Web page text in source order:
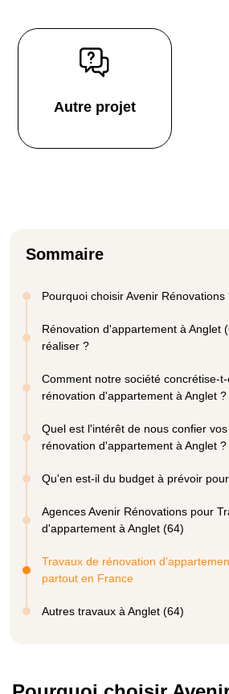
Autre projet
Sommaire
Pourquoi choisir Avenir Rénovations
Rénovation d'appartement à Anglet
réaliser ?
Comment notre société concrétise-
rénovation d'appartement à Anglet ?
Quel est l'intérêt de nous confier
rénovation d'appartement à Anglet ?
Qu'en est-il du budget à prévoir
Agences Avenir Rénovations pour
d'appartement à Anglet (64)
Travaux de rénovation
partout en France
Autres travaux à Anglet (64)